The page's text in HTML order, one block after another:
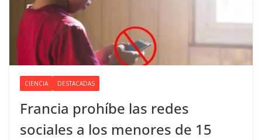
CIENCIA DESTACADAS
Francia prohíbe las redes
sociales a los menores de 15